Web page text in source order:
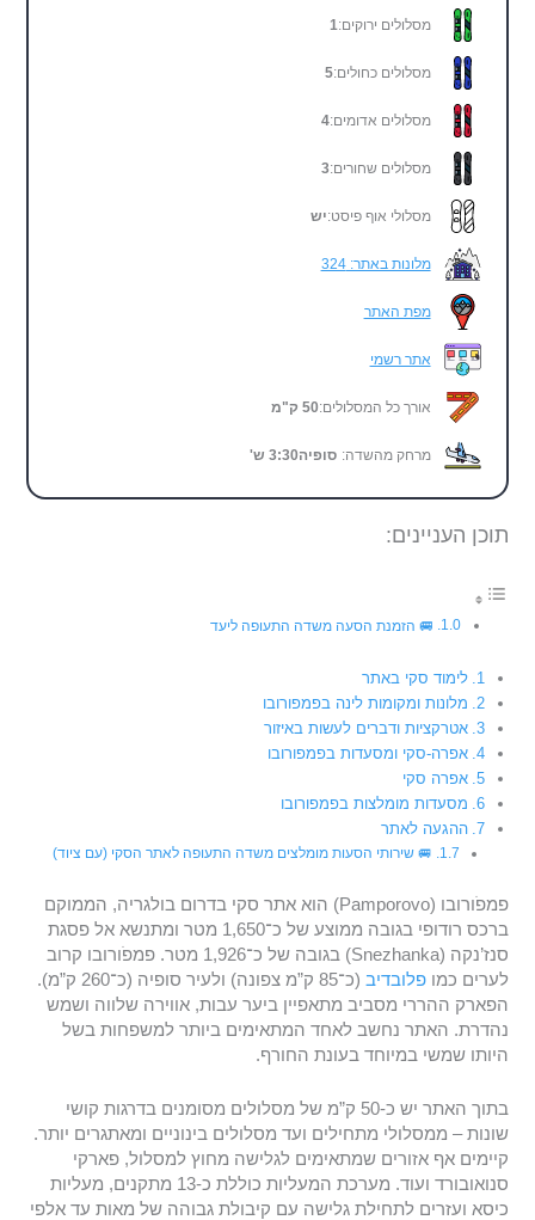
מסלולים ירוקים:1
מלונות באתר: 324
מסלולים כחולים:5
מפת האתר
מסלולים אדומים:4
אתר רשמי
מסלולים שחורים:3
אורך כל המסלולים:50 ק"מ
מסלולי אוף פיסט:יש
מרחק מהשדה: סופיה3:30 ש'
תוכן העניינים:
🚐 הזמנת הסעה משדה התעופה ליעד
לימוד סקי באתר
מלונות ומקומות לינה בפמפורובו
אטרקציות ודברים לעשות באיזור
אפרה-סקי ומסעדות בפמפורובו
אפרה סקי
מסעדות מומלצות בפמפורובו
ההגעה לאתר
🚐 שירותי הסעות מומלצים משדה התעופה לאתר הסקי (עם ציוד)
פמפֹורובו (Pamporovo) הוא אתר סקי בדרום בולגריה, הממוקם
ברכס רודופי בגובה ממוצע של כ־1,650 מטר ומתנשא אל פסגת
סנז’נקה (Snezhanka) בגובה של כ־1,926 מטר. פמפֹורובו קרוב
לערים כמופלובדיב
(כ־85 ק”מ צפונה) ולעיר סופיה (כ־260 ק”מ).
הפארק ההררי מסביב מתאפיין ביער עבות, אווירה שלווה ושמש
נהדרת. האתר נחשב לאחד המתאימים ביותר למשפחות בשל
היותו שמשי במיוחד בעונת החורף.
בתוך האתר יש כ‑50 ק”מ של מסלולים מסומנים בדרגות קושי
שונות – ממסלולי מתחילים ועד מסלולים בינוניים ומאתגרים יותר.
קיימים אף אזורים שמתאימים לגלישה מחוץ למסלול, פארקי
סנואובורד ועוד. מערכת המעליות כוללת כ-13 מתקנים, מעליות
כיסא ועזרים לתחילת גלישה עם קיבולת גבוהה של מאות עד אלפי